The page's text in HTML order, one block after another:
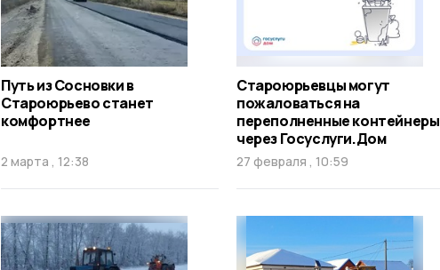
Путь из Сосновки в
Староюрьево станет
комфортнее
2 марта , 12:38
Староюрьевцы могут
пожаловаться на
переполненные контейнеры
через Госуслуги.Дом
27 февраля , 10:59